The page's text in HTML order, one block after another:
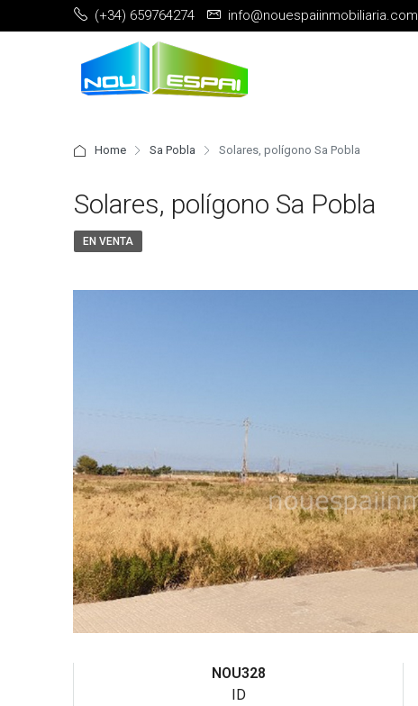
(+34) 659764274 info@nouespaiinmobiliaria.com
Home Sa Pobla Solares, polígono Sa Pobla
Solares, polígono Sa Pobla
EN VENTA
NOU328
ID